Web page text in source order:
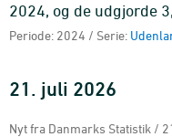
2024, og de udgjorde
firmaer i den
Periode: 2024 / Serie:
21. juli 2026
Nyt fra Danmarks Statistik /